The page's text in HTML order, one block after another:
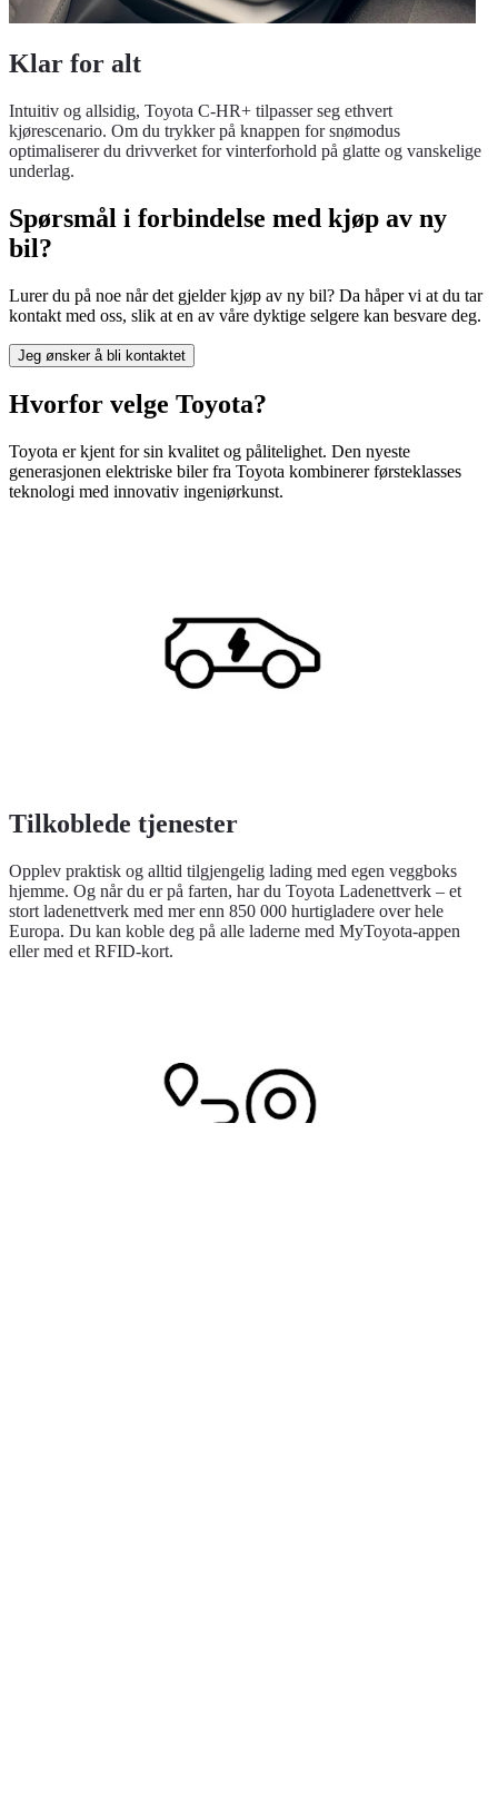
Klar for alt
Intuitiv og allsidig, Toyota C-HR+ tilpasser seg ethvert
kjørescenario. Om du trykker på knappen for snømodus
optimaliserer du drivverket for vinterforhold på glatte og vanskelige
underlag.
Spørsmål i forbindelse med kjøp av ny
bil?
Lurer du på noe når det gjelder kjøp av ny bil? Da håper vi at du tar
kontakt med oss, slik at en av våre dyktige selgere kan besvare deg.
Jeg ønsker å bli kontaktet
Hvorfor velge Toyota?
Toyota er kjent for sin kvalitet og pålitelighet. Den nyeste
generasjonen elektriske biler fra Toyota kombinerer førsteklasses
teknologi med innovativ ingeniørkunst.
Tilkoblede tjenester
Opplev praktisk og alltid tilgjengelig lading med egen veggboks
hjemme. Og når du er på farten, har du Toyota Ladenettverk – et
stort ladenettverk med mer enn 850 000 hurtigladere over hele
Europa. Du kan koble deg på alle laderne med MyToyota-appen
eller med et RFID-kort.